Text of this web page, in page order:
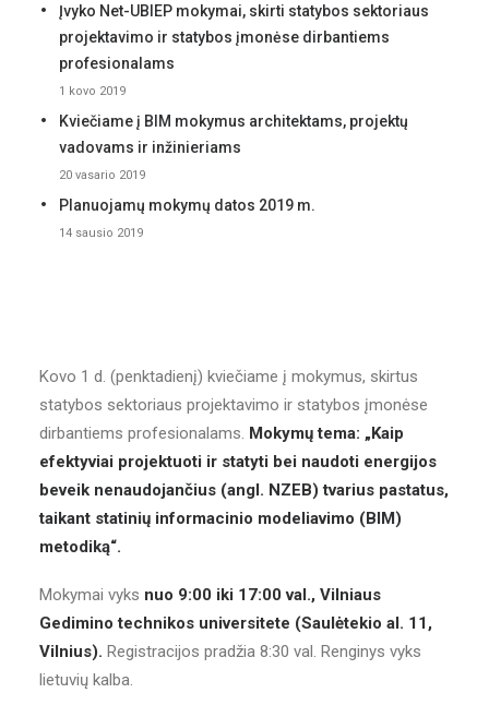
Įvyko Net-UBIEP mokymai, skirti statybos sektoriaus
projektavimo ir statybos įmonėse dirbantiems
profesionalams
1 kovo 2019
Kviečiame į BIM mokymus architektams, projektų
vadovams ir inžinieriams
20 vasario 2019
Planuojamų mokymų datos 2019 m.
14 sausio 2019
Kovo 1 d. (penktadienį) kviečiame į mokymus, skirtus
statybos sektoriaus projektavimo ir statybos įmonėse
dirbantiems profesionalams. Mokymų tema: „Kaip
efektyviai projektuoti ir statyti bei naudoti energijos
beveik nenaudojančius (angl. NZEB) tvarius pastatus,
taikant statinių informacinio modeliavimo (BIM)
metodiką“.
Mokymai vyks nuo 9:00 iki 17:00 val., Vilniaus
Gedimino technikos universitete (Saulėtekio al. 11,
Vilnius). Registracijos pradžia 8:30 val. Renginys vyks
lietuvių kalba.